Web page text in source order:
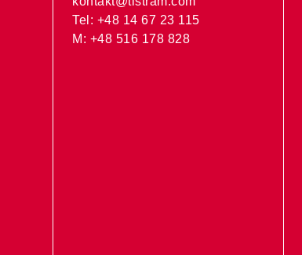
Tel: +48 14 67 23 115
M: +48 516 178 828